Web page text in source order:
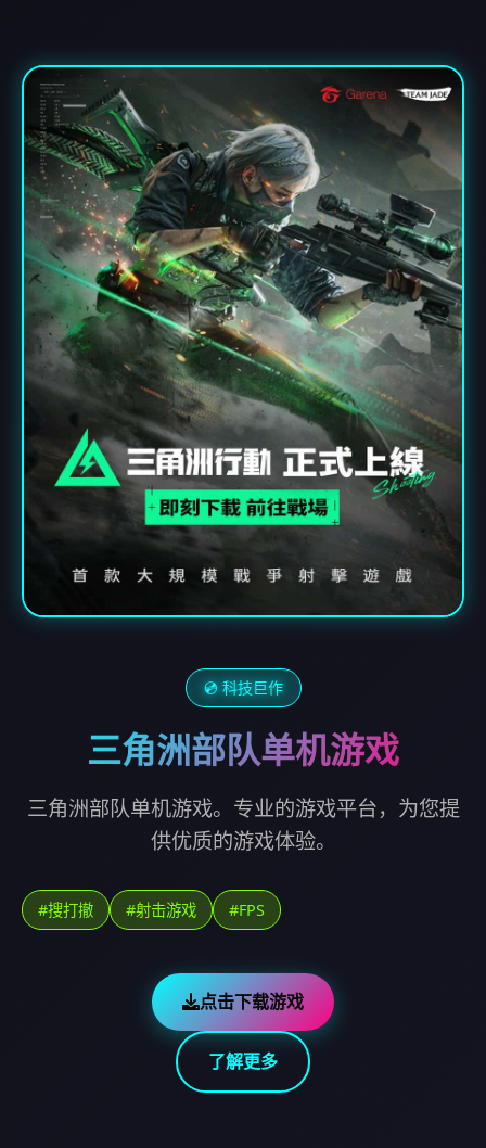
💿 科技巨作
三角洲部队单机游戏
三角洲部队单机游戏。专业的游戏平台，为您提
供优质的游戏体验。
#搜打撤 #射击游戏 #FPS
点击下载游戏
了解更多